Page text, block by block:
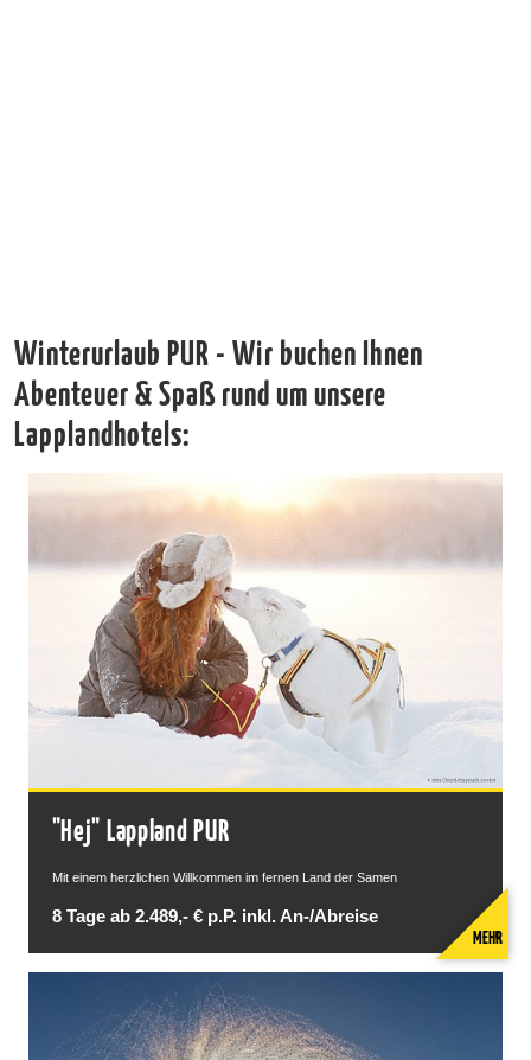
Winterurlaub PUR - Wir buchen Ihnen
Abenteuer & Spaß rund um unsere
Lapplandhotels:
"Hej" Lappland PUR
Mit einem herzlichen Willkommen im fernen Land der Samen
8 Tage ab 2.489,- € p.P. inkl. An-/Abreise
MEHR